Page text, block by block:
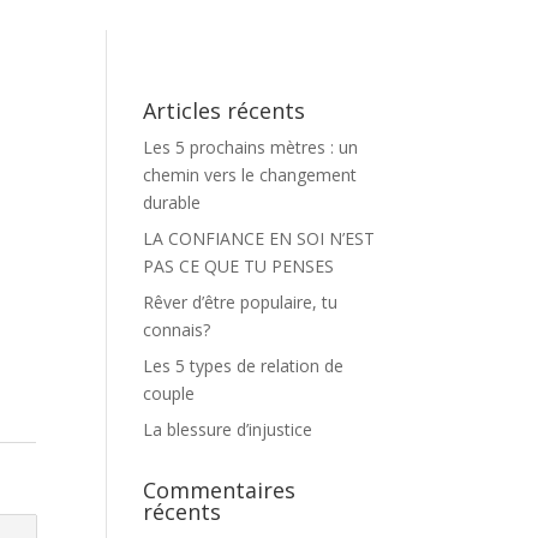
Articles récents
Les 5 prochains mètres : un
chemin vers le changement
durable
LA CONFIANCE EN SOI N’EST
PAS CE QUE TU PENSES
Rêver d’être populaire, tu
connais?
Les 5 types de relation de
couple
La blessure d’injustice
Commentaires
récents